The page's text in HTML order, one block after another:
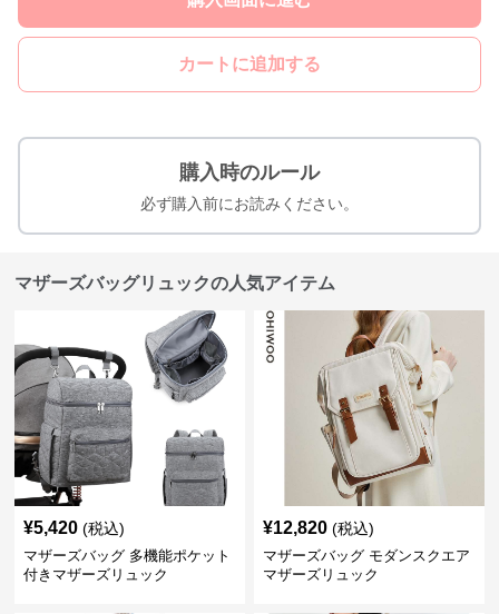
カートに追加する
購入時のルール
必ず購入前にお読みください。
マザーズバッグリュックの人気アイテム
¥5,420 (税込)
マザーズバッグ 多機能ポケット
付きマザーズリュック
¥12,820 (税込)
マザーズバッグ モダンスクエア
マザーズリュック